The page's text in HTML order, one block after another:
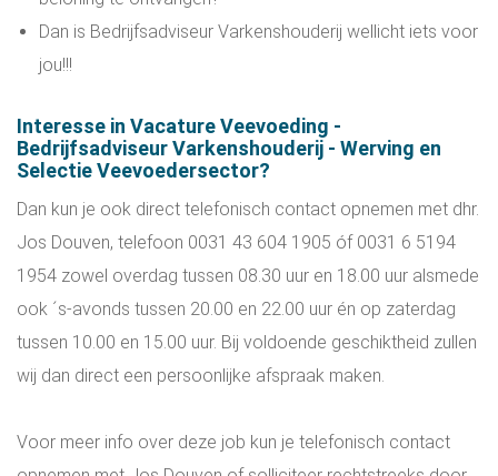
Dan is Bedrijfsadviseur Varkenshouderij wellicht iets voor
jou!!!
Interesse in Vacature Veevoeding -
Bedrijfsadviseur Varkenshouderij - Werving en
Selectie Veevoedersector?
Dan kun je ook direct telefonisch contact opnemen met dhr.
Jos Douven, telefoon 0031 43 604 1905 óf 0031 6 5194
1954 zowel overdag tussen 08.30 uur en 18.00 uur alsmede
ook ´s-avonds tussen 20.00 en 22.00 uur én op zaterdag
tussen 10.00 en 15.00 uur. Bij voldoende geschiktheid zullen
wij dan direct een persoonlijke afspraak maken.
Voor meer info over deze job kun je telefonisch contact